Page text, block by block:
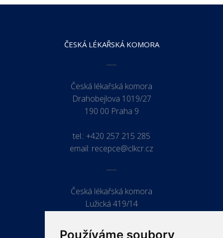
Používáme soubory
ČESKÁ LÉKAŘSKÁ KOMORA
Česká lékařská komora
Drahobejlova 1019/27
190 00 Praha 9
tel.: +420 257 215 285
email: recepce@clkcr.cz
Česká lékařská komora
Lužická 419/14